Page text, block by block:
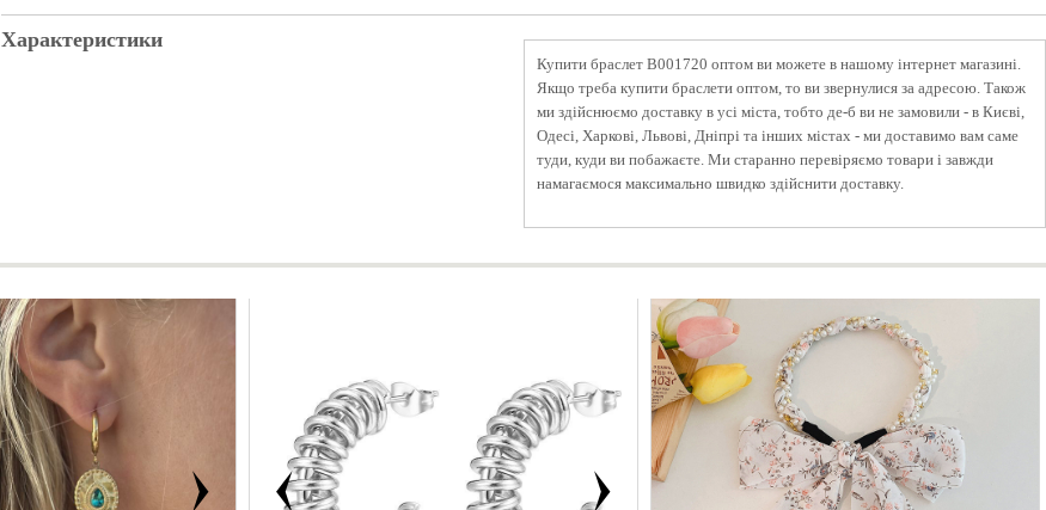
Характеристики
Купити браслет B001720 оптом ви можете в нашому інтернет магазині.
Якщо треба купити браслети оптом, то ви звернулися за адресою. Також
ми здійснюємо доставку в усі міста, тобто де-б ви не замовили - в Києві,
Одесі, Харкові, Львові, Дніпрі та інших містах - ми доставимо вам саме
туди, куди ви побажаєте. Ми старанно перевіряємо товари і завжди
намагаємося максимально швидко здійснити доставку.